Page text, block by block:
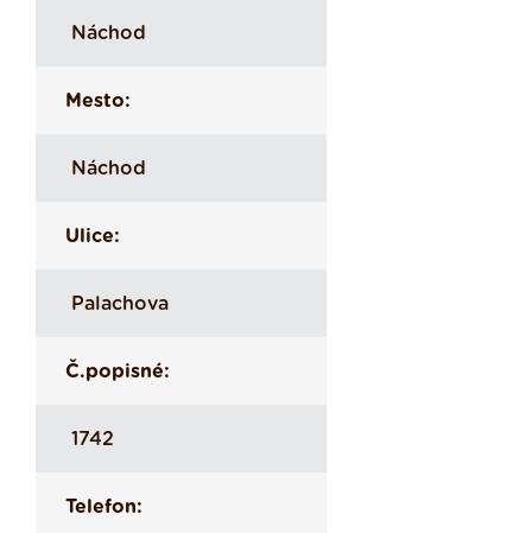
Náchod
Mesto:
Náchod
Ulice:
Palachova
Č.popisné:
1742
Telefon: